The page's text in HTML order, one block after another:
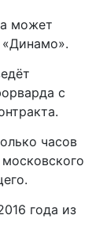
может
с
часов
года из